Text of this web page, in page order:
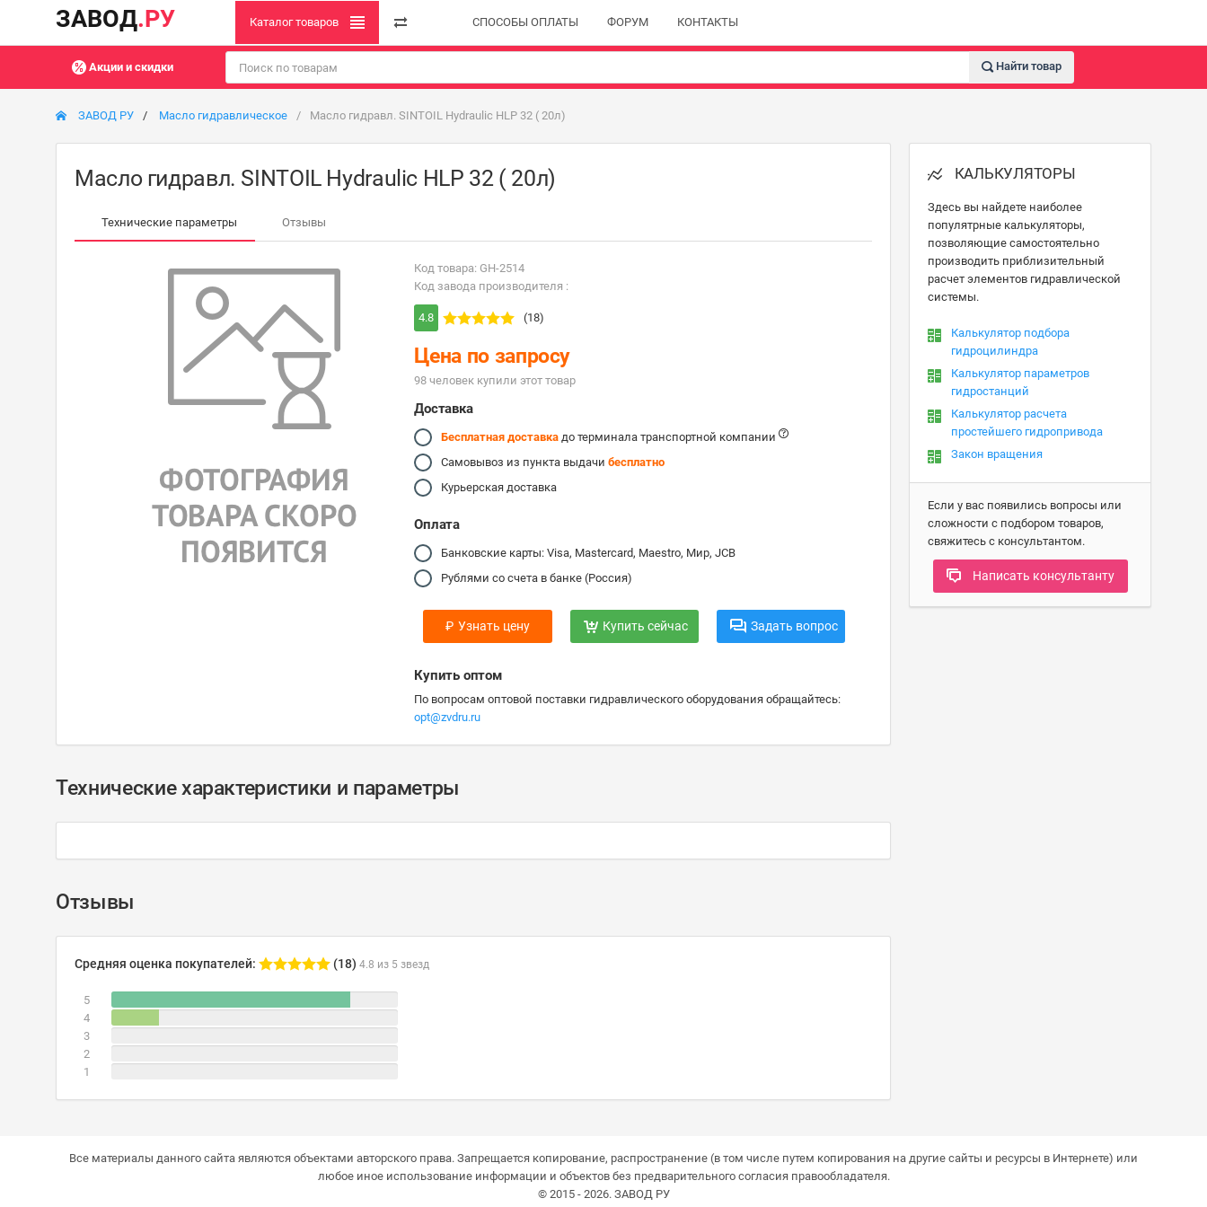
ЗАВОД.РУ Каталог товаров СПОСОБЫ ОПЛАТЫ ФОРУМ КОНТАКТЫ
Акции и скидки Найти товар
ЗАВОД РУ Масло гидравлическое Масло гидравл. SINTOIL Hydraulic HLP 32 ( 20л)
Масло гидравл. SINTOIL Hydraulic HLP 32 ( 20л)
Технические параметры Отзывы
Код товара: GH-2514
Код завода производителя :
4.8 (18)
Цена по запросу
98 человек купили этот товар
Доставка
Бесплатная доставка до терминала транспортной компании
Самовывоз из пункта выдачибесплатно
Курьерская доставка
Оплата
Банковские карты: Visa, Mastercard, Maestro, Мир, JCB
Рублями со счета в банке (Россия)
₽ Узнать цену Купить сейчас Задать вопрос
Купить оптом
По вопросам оптовой поставки гидравлического оборудования обращайтесь:
opt@zvdru.ru
Технические характеристики и параметры
Отзывы
Средняя оценка покупателей: (18) 4.8 из 5 звезд
5
4
3
2
1
КАЛЬКУЛЯТОРЫ
Здесь вы найдете наиболее
популятрные калькуляторы,
позволяющие самостоятельно
производить приблизительный
расчет элементов гидравлической
системы.
Калькулятор подбора
гидроцилиндра
Калькулятор параметров
гидростанций
Калькулятор расчета
простейшего гидропривода
Закон вращения
Если у вас появились вопросы или
сложности с подбором товаров,
свяжитесь с консультантом.
Написать консультанту
Все материалы данного сайта являются объектами авторского права. Запрещается копирование, распространение (в том числе путем копирования на другие сайты и ресурсы в Интернете) или
любое иное использование информации и объектов без предварительного согласия правообладателя.
© 2015 - 2026. ЗАВОД РУ